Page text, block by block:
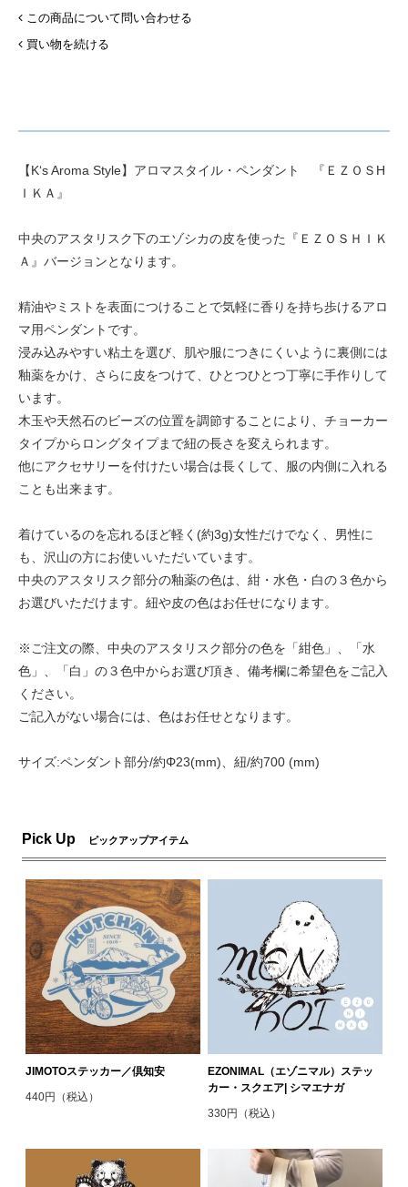
この商品について問い合わせる
買い物を続ける
【K‘s Aroma Style】アロマスタイル・ペンダント 『ＥＺＯＳH
ＩＫＡ』
中央のアスタリスク下のエゾシカの皮を使った『ＥＺＯＳＨＩＫ
Ａ』バージョンとなります。
精油やミストを表面につけることで気軽に香りを持ち歩けるアロ
マ用ペンダントです。
浸み込みやすい粘土を選び、肌や服につきにくいように裏側には
釉薬をかけ、さらに皮をつけて、ひとつひとつ丁寧に手作りして
います。
木玉や天然石のビーズの位置を調節することにより、チョーカー
タイプからロングタイプまで紐の長さを変えられます。
他にアクセサリーを付けたい場合は長くして、服の内側に入れる
ことも出来ます。
着けているのを忘れるほど軽く(約3g)女性だけでなく、男性に
も、沢山の方にお使いいただいています。
中央のアスタリスク部分の釉薬の色は、紺・水色・白の３色から
お選びいただけます。紐や皮の色はお任せになります。
※ご注文の際、中央のアスタリスク部分の色を「紺色」、「水
色」、「白」の３色中からお選び頂き、備考欄に希望色をご記入
ください。
ご記入がない場合には、色はお任せとなります。
サイズ:ペンダント部分/約Φ23(mm)、紐/約700 (mm)
Pick Up ピックアップアイテム
JIMOTOステッカー／倶知安
440円（税込）
EZONIMAL（エゾニマル）ステッ
カー・スクエア| シマエナガ
330円（税込）